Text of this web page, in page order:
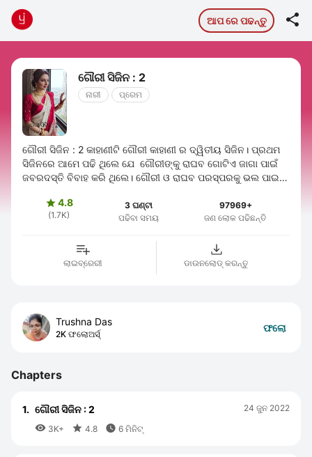
ଆପ ରେ ପଢନ୍ତୁ 
ଗୌରୀ ସିଜିନ : 2
ନାରୀ ପ୍ରେମ
ଗୌରୀ ସିଜିନ : 2 କାହାଣୀଟି ଗୌରୀ କାହାଣୀ ର ଦ୍ୱିତୀୟ ସିଜିନ। ପ୍ରଥମ
ସିଜିନରେ ଆମେ ପଢି ଥିଲେ ଯେ ଗୌରୀଙ୍କୁ ରାଘବ ଗୋଟିଏ ଜାଗା ପାଇଁ
ଜବରଦସ୍ତି ବିବାହ କରି ଥିଲେ। ଗୌରୀ ଓ ରାଘବ ପରସ୍ପରକୁ ଭଲ ପାଇ
4.8
(1.7K)
3 ଘଣ୍ଟା
ପଢିବା ସମୟ
97969+
ଜଣ ଲୋକ ପଢିଛନ୍ତି
ଲାଇବ୍ରେରୀ ଡାଉନଲୋଡ୍ କରନ୍ତୁ
Trushna Das
2K ଫଲୋଅର୍ସ୍
ଫଲୋ
Chapters
1. ଗୌରୀ ସିଜିନ : 2
 3K+  4.8  6 ମିନିଟ୍
24 ଜୁନ 2022